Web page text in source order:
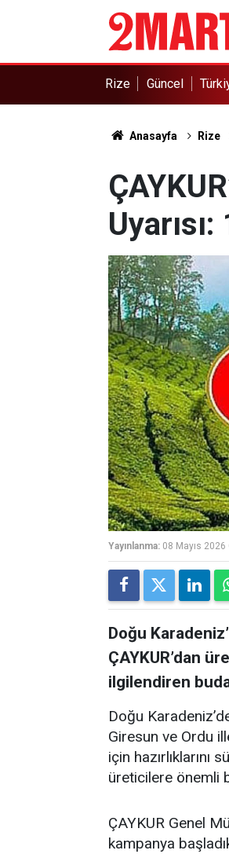
Rize Güncel
Anasayfa Rize
Yayınlanma: 08 Mayıs
Doğu
ÇAYKUR’dan
ilgilendiren
Doğu
Giresun ve Ordu
için
üreticilere önemli
ÇAYKUR Genel
kampanya